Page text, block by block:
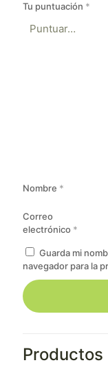
Tu puntuación *
Nombre *
Correo
electrónico *
Guarda mi
navegador para la